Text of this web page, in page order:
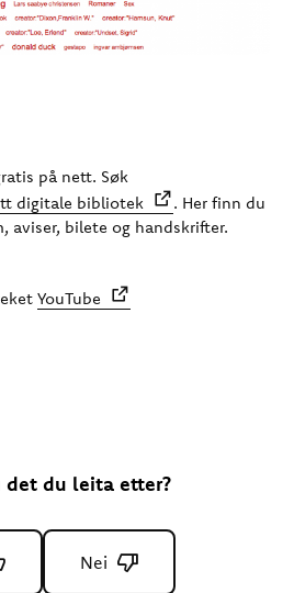
på nett. Søk
digitale bibliotek
. Her finn du
aviser, bilete og handskrifter.
YouTube
det du leita etter?
Nei